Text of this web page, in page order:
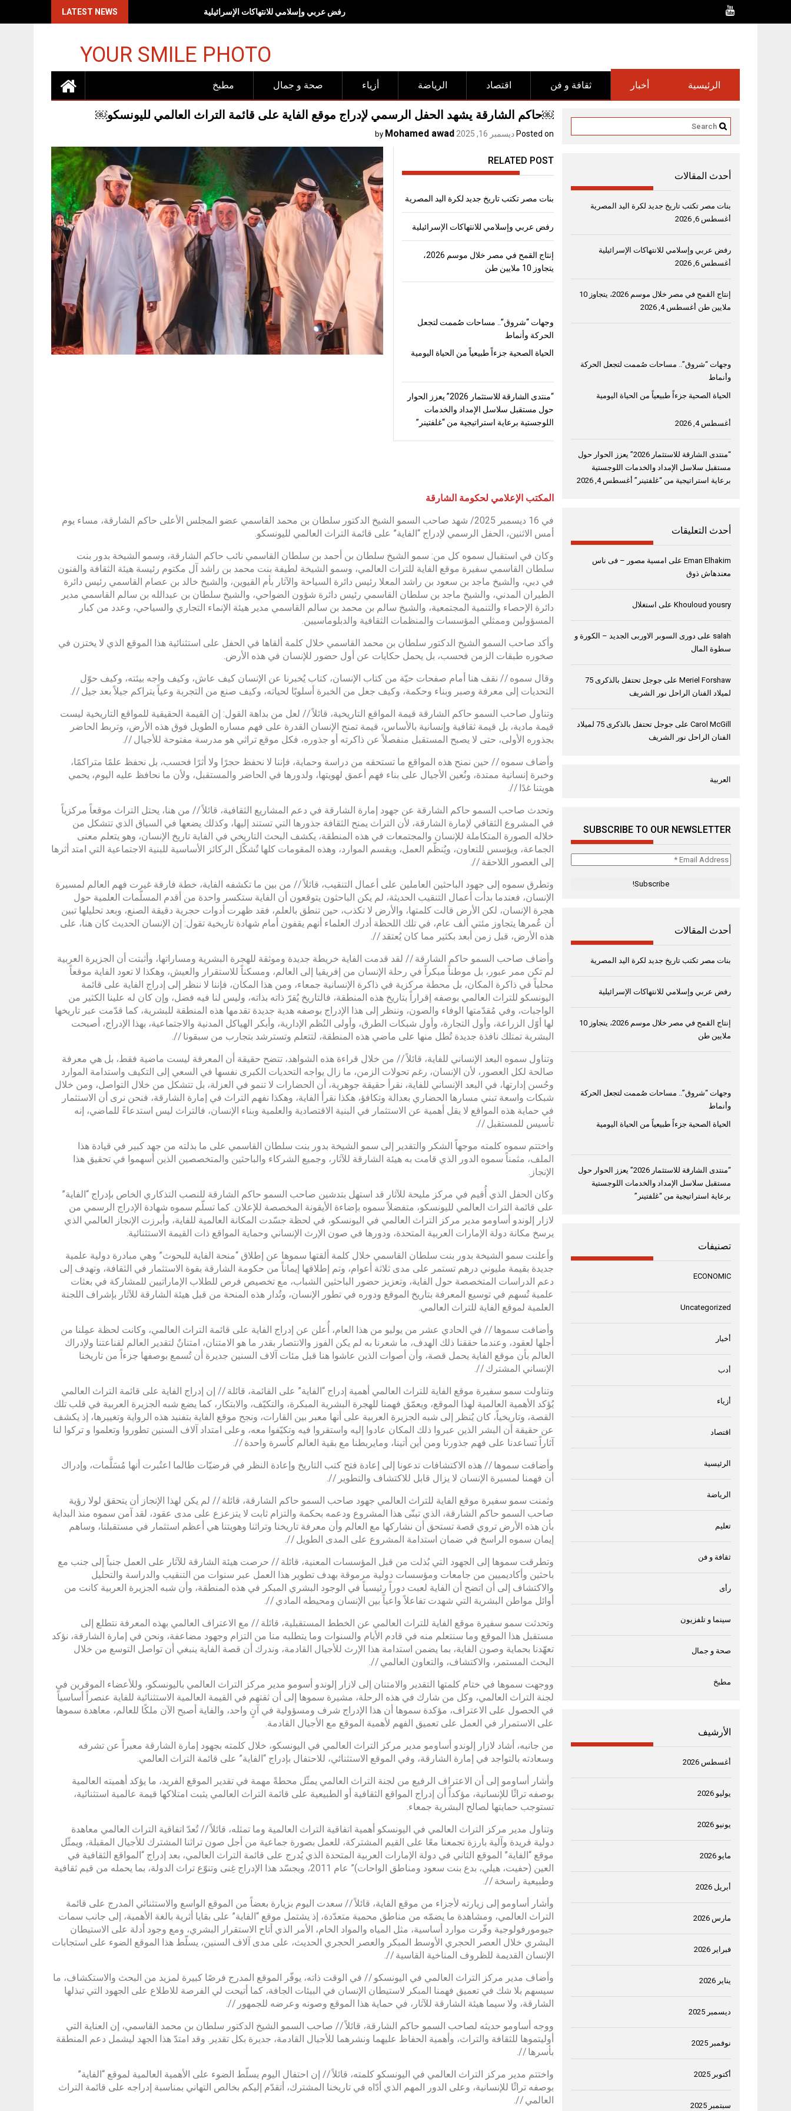
LATEST NEWS رفض عربي وإسلامي للانتهاكات الإسرائيلية
YOUR SMILE PHOTO
مطبخ صحة و جمال أزياء الرياضة اقتصاد ثقافة و فن أخبار الرئيسية
￼حاكم الشارقة يشهد الحفل الرسمي لإدراج موقع الفاية على قائمة التراث العالمي لليونسكو￼
Posted on ديسمبر 16, 2025 by
Mohamed awad
RELATED POST
بنات مصر تكتب تاريخ جديد لكرة اليد المصرية
رفض عربي وإسلامي للانتهاكات الإسرائيلية
إنتاج القمح في مصر خلال موسم 2026،
يتجاوز 10 ملايين طن
وجهات “شروق”.. مساحات صُممت لتجعل
الحركة وأنماط
الحياة الصحية جزءاً طبيعياً من الحياة اليومية
“منتدى الشارقة للاستثمار 2026” يعزز الحوار
حول مستقبل سلاسل الإمداد والخدمات
اللوجستية برعاية استراتيجية من “غلفتينر”
المكتب الإعلامي لحكومة الشارقة
في 16 ديسمبر 2025/ شهد صاحب السمو الشيخ الدكتور سلطان بن محمد القاسمي عضو المجلس الأعلى حاكم الشارقة، مساء يوم
أمس الاثنين، الحفل الرسمي لإدراج “الفاية” على قائمة التراث العالمي لليونسكو.
وكان في استقبال سموه كل من: سمو الشيخ سلطان بن أحمد بن سلطان القاسمي نائب حاكم الشارقة، وسمو الشيخة بدور بنت
سلطان القاسمي سفيرة موقع الفاية للتراث العالمي، وسمو الشيخة لطيفة بنت محمد بن راشد آل مكتوم رئيسة هيئة الثقافة والفنون
في دبي، والشيخ ماجد بن سعود بن راشد المعلا رئيس دائرة السياحة والآثار بأم القيوين، والشيخ خالد بن عصام القاسمي رئيس دائرة
الطيران المدني، والشيخ ماجد بن سلطان القاسمي رئيس دائرة شؤون الضواحي، والشيخ سلطان بن عبدالله بن سالم القاسمي مدير
دائرة الإحصاء والتنمية المجتمعية، والشيخ سالم بن محمد بن سالم القاسمي مدير هيئة الإنماء التجاري والسياحي، وعدد من كبار
المسؤولين وممثلي المؤسسات والمنظمات الثقافية والدبلوماسيين.
وأكد صاحب السمو الشيخ الدكتور سلطان بن محمد القاسمي خلال كلمة ألقاها في الحفل على استثنائية هذا الموقع الذي لا يختزن في
صخوره طبقات الزمن فحسب، بل يحمل حكايات عن أول حضور للإنسان في هذه الأرض.
وقال سموه // نقف هنا أمام صفحات حيّة من كتاب الإنسان، كتاب يُخبرنا عن الإنسان كيف عاش، وكيف واجه بيئته، وكيف حوّل
التحديات إلى معرفة وصبر وبناء وحكمة، وكيف جعل من الخبرة أسلوبًا لحياته، وكيف صنع من التجربة وعياً يتراكم جيلاً بعد جيل //.
وتناول صاحب السمو حاكم الشارقة قيمة المواقع التاريخية، قائلاً // لعل من بداهة القول: إن القيمة الحقيقية للمواقع التاريخية ليست
قيمة مادية، بل قيمة ثقافية وإنسانية بالأساس، قيمة تمنح الإنسان القدرة على فهم مساره الطويل فوق هذه الأرض، وتربط الحاضر
بجذوره الأولى، حتى لا يصبح المستقبل منفصلاً عن ذاكرته أو جذوره، فكل موقع تراثي هو مدرسة مفتوحة للأجيال //.
وأضاف سموه // حين نمنح هذه المواقع ما تستحقه من دراسة وحماية، فإننا لا نحفظ حجرًا ولا أثرًا فحسب، بل نحفظ علمًا متراكمًا،
وخبرة إنسانية ممتدة، ونُعين الأجيال على بناء فهم أعمق لهويتها، ولدورها في الحاضر والمستقبل، ولأن ما نحافظ عليه اليوم، يحمي
هويتنا غدًا //.
وتحدث صاحب السمو حاكم الشارقة عن جهود إمارة الشارقة في دعم المشاريع الثقافية، قائلاً // من هنا، يحتل التراث موقعاً مركزياً
في المشروع الثقافي لإمارة الشارقة، لأن التراث يمنح الثقافة جذورها التي تستند إليها، وكذلك يضعها في السياق الذي تتشكل من
خلاله الصورة المتكاملة للإنسان والمجتمعات في هذه المنطقة، يكشف البحث التاريخي في الفاية تاريخ الإنسان، وهو يتعلم معنى
الجماعة، ويؤسس للتعاون، ويُنظّم العمل، ويقسم الموارد، وهذه المقومات كلها تُشكّل الركائز الأساسية للبنية الاجتماعية التي امتد أثرها
إلى العصور اللاحقة //.
وتطرق سموه إلى جهود الباحثين العاملين على أعمال التنقيب، قائلاً // من بين ما تكشفه الفاية، خطة فارقة غيرت فهم العالم لمسيرة
الإنسان، فعندما بدأت أعمال التنقيب الحديثة، لم يكن الباحثون يتوقعون أن الفاية ستكسر واحدة من أقدم المسلّمات العلمية حول
هجرة الإنسان، لكن الأرض قالت كلمتها، والأرض لا تكذب، حين تنطق بالعلم، فقد ظهرت أدوات حجرية دقيقة الصنع، وبعد تحليلها تبين
أن عُمرها يتجاوز مئتي ألف عام، في تلك اللحظة أدرك العلماء أنهم يقفون أمام شهادة تاريخية تقول: إن الإنسان الحديث كان هنا، على
هذه الأرض، قبل زمن أبعد بكثير مما كان يُعتقد //.
وأضاف صاحب السمو حاكم الشارقة // لقد قدمت الفاية خريطة جديدة وموثقة للهجرة البشرية ومساراتها، وأثبتت أن الجزيرة العربية
لم تكن ممر عبور، بل موطناً مبكراً في رحلة الإنسان من إفريقيا إلى العالم، ومسكناً للاستقرار والعيش، وهكذا لا تعود الفاية موقعاً
محلياً في ذاكرة المكان، بل محطة مركزية في ذاكرة الإنسانية جمعاء، ومن هذا المكان، فإننا لا ننظر إلى إدراج الفاية على قائمة
اليونسكو للتراث العالمي بوصفه إقراراً بتاريخ هذه المنطقة، فالتاريخ يُقرّ ذاته بذاته، وليس لنا فيه فضل، وإن كان له علينا الكثير من
الواجبات، وفي مُقدّمتها الوفاء والصون، وننظر إلى هذا الإدراج بوصفه هدية جديدة تقدمها هذه المنطقة للبشرية، كما قدّمت عبر تاريخها
لها أوّل الزراعة، وأول التجارة، وأول شبكات الطرق، وأولى النُظم الإدارية، وأبكر الهياكل المدنية والاجتماعية، بهذا الإدراج، أصبحت
البشرية تمتلك نافذة جديدة تُطل منها على ماضي هذه المنطقة، لتتعلم وتسترشد بتجارب من سبقونا //.
وتناول سموه البعد الإنساني للفاية، قائلاً // من خلال قراءة هذه الشواهد، تتضح حقيقة أن المعرفة ليست ماضية فقط، بل هي معرفة
صالحة لكل العصور، لأن الإنسان، رغم تحولات الزمن، ما زال يواجه التحديات الكبرى نفسها في السعي إلى التكيف واستدامة الموارد
وحُسن إدارتها، في البعد الإنساني للفاية، نقرأ حقيقة جوهرية، أن الحضارات لا تنمو في العزلة، بل تتشكل من خلال التواصل، ومن خلال
شبكات واسعة تبني مسارها الحضاري بعدالة وتكافؤ، هكذا نقرأ الفاية، وهكذا نفهم التراث في إمارة الشارقة، فنحن نرى أن الاستثمار
في حماية هذه المواقع لا يقل أهمية عن الاستثمار في البنية الاقتصادية والعلمية وبناء الإنسان، فالتراث ليس استدعاءً للماضي، إنه
تأسيس للمستقبل //.
واختتم سموه كلمته موجهاً الشكر والتقدير إلى سمو الشيخة بدور بنت سلطان القاسمي على ما بذلته من جهد كبير في قيادة هذا
الملف، مثمناً سموه الدور الذي قامت به هيئة الشارقة للآثار، وجميع الشركاء والباحثين والمتخصصين الذين أسهموا في تحقيق هذا
الإنجاز.
وكان الحفل الذي أُقيم في مركز مليحة للآثار قد استهل بتدشين صاحب السمو حاكم الشارقة للنصب التذكاري الخاص بإدراج “الفاية”
على قائمة التراث العالمي لليونسكو، متفضلاً سموه بإضاءة الأيقونة المخصصة للإعلان. كما تسلّم سموه شهادة الإدراج الرسمي من
لازار إلوندو أساومو مدير مركز التراث العالمي في اليونسكو، في لحظة جسّدت المكانة العالمية للفاية، وأبرزت الإنجاز العالمي الذي
يرسخ مكانة دولة الإمارات العربية المتحدة، ودورها في صون الإرث الإنساني وحماية المواقع ذات القيمة الاستثنائية.
وأعلنت سمو الشيخة بدور بنت سلطان القاسمي خلال كلمة ألقتها سموها عن إطلاق “منحة الفاية للبحوث” وهي مبادرة دولية علمية
جديدة بقيمة مليوني درهم تستمر على مدى ثلاثة أعوام، وتم إطلاقها إيماناً من حكومة الشارقة بقوة الاستثمار في الثقافة، وتهدف إلى
دعم الدراسات المتخصصة حول الفاية، وتعزيز حضور الباحثين الشباب، مع تخصيص فرص للطلاب الإماراتيين للمشاركة في بعثات
علمية تُسهم في توسيع المعرفة بتاريخ الموقع ودوره في تطور الإنسان، وتُدار هذه المنحة من قبل هيئة الشارقة للآثار بإشراف اللجنة
العلمية لموقع الفاية للتراث العالمي.
وأضافت سموها // في الحادي عشر من يوليو من هذا العام، أُعلن عن إدراج الفاية على قائمة التراث العالمي، وكانت لحظة عمِلنا من
أجلها لعقود، وعندما حققنا ذلك الهدف، ما شعرنا به لم يكن الفوز والانتصار بقدر ما هو الامتنان، امتنانٌ لتقدير العالم لقناعتنا ولإدراك
العالم بأن موقع الفاية يحمل قصة، وأن أصوات الذين عاشوا هنا قبل مئات آلاف السنين جديرة أن تُسمع بوصفها جزءاً من تاريخنا
الإنساني المشترك //.
وتناولت سمو سفيرة موقع الفاية للتراث العالمي أهمية إدراج “الفاية” على القائمة، قائلة // إن إدراج الفاية على قائمة التراث العالمي
يُؤكد الأهمية العالمية لهذا الموقع، ويعمّق فهمنا للهجرة البشرية المبكرة، والتكيّف، والابتكار، كما يضع شبه الجزيرة العربية في قلب تلك
القصة، وتاريخياً، كان يُنظر إلى شبه الجزيرة العربية على أنها معبر بين القارات، ونجح موقع الفاية بتفنيد هذه الرواية وتغييرها، إذ يكشف
عن حقيقة أن البشر الذين عبروا ذلك المكان عادوا إليه واستقروا فيه وتكيّفوا معه، وعلى امتداد آلاف السنين تطوروا وتعلموا و تركوا لنا
آثاراً تساعدنا على فهم جذورنا ومن أين أتينا، ومايربطنا مع بقية العالم كأسرة واحدة //.
وأضافت سموها // هذه الاكتشافات تدعونا إلى إعادة فتح كتب التاريخ وإعادة النظر في فرضيّات طالما اعتُبرت أنها مُسَلَّمات، وإدراك
أن فهمنا لمسيرة الإنسان لا يزال قابل للاكتشاف والتطوير //.
وثمنت سمو سفيرة موقع الفاية للتراث العالمي جهود صاحب السمو حاكم الشارقة، قائلة // لم يكن لهذا الإنجاز أن يتحقق لولا رؤية
صاحب السمو حاكم الشارقة، الذي تبنّى هذا المشروع ودعمه بحكمة والتزام ثابت لا يتزعزع على مدى عقود، لقد آمن سموه منذ البداية
بأن هذه الأرض تروي قصة تستحق أن نشاركها مع العالم وأن معرفة تاريخنا وتراثنا وهويتنا هي أعظم استثمار في مستقبلنا، وساهم
إيمان سموه الراسخ في ضمان استدامة المشروع على المدى الطويل //.
وتطرقت سموها إلى الجهود التي بُذلت من قبل المؤسسات المعنية، قائلة // حرصت هيئة الشارقة للآثار على العمل جنباً إلى جنب مع
باحثين وأكاديميين من جامعات ومؤسسات دولية مرموقة بهدف تطوير هذا العمل عبر سنوات من التنقيب والدراسة والتحليل
والاكتشاف إلى أن اتضح أن الفاية لعبت دوراً رئيسياً في الوجود البشري المبكر في هذه المنطقة، وأن شبه الجزيرة العربية كانت من
أوائل مواطن البشرية التي شهدت تفاعلاً واعياً بين الإنسان ومحيطه المادي //.
وتحدثت سمو سفيرة موقع الفاية للتراث العالمي عن الخطط المستقبلية، قائلة // مع الاعتراف العالمي بهذه المعرفة نتطلع إلى
مستقبل هذا الموقع وما سنتعلم منه في قادم الأيام والسنوات وما يتطلبه منا من التزام وجهود مضاعفة، ونحن في إمارة الشارقة، نؤكد
تعهّدنا بحماية وصون الفاية، بما يضمن استدامة هذا الإرث للأجيال القادمة، وندرك أن قصة الفاية ينبغي أن تواصل التوسع من خلال
البحث المستمر، والاكتشاف، والتعاون العالمي //.
ووجهت سموها في ختام كلمتها التقدير والامتنان إلى لازار إلوندو أسومو مدير مركز التراث العالمي باليونسكو، وللأعضاء الموقرين في
لجنة التراث العالمي، وكل من شارك في هذه الرحلة، مشيرة سموها إلى أن ثقتهم في القيمة العالمية الاستثنائية للفاية عنصراً أساسياً
في الحصول على الاعتراف، مؤكدة سموها أن هذا الإدراج شرف ومسؤولية في آنٍ واحد، والفاية أصبح الآن ملكًا للعالم، معاهدة سموها
على الاستمرار في العمل على تعميق الفهم لأهمية الموقع مع الأجيال القادمة.
من جانبه، أشاد لازار إلوندو أساومو مدير مركز التراث العالمي في اليونسكو، خلال كلمته بجهود إمارة الشارقة معبراً عن تشرفه
وسعادته بالتواجد في إمارة الشارقة، وفي الموقع الاستثنائي، للاحتفال بإدراج “الفاية” على قائمة التراث العالمي.
وأشار أساومو إلى أن الاعتراف الرفيع من لجنة التراث العالمي يمثّل محطةً مهمة في تقدير الموقع الفريد، ما يؤكد أهميته العالمية
بوصفه تراثًا للإنسانية، مؤكداً أن إدراج المواقع الثقافية أو الطبيعية على قائمة التراث العالمي يثبت امتلاكها قيمة عالمية استثنائية،
تستوجب حمايتها لصالح البشرية جمعاء.
وتناول مدير مركز التراث العالمي في اليونسكو أهمية اتفاقية التراث العالمية وما تمثله، قائلاً // تُعدّ اتفاقية التراث العالمي معاهدة
دولية فريدة وآلية بارزة تجمعنا معًا على القيم المشتركة، للعمل بصورة جماعية من أجل صون تراثنا المشترك للأجيال المقبلة، ويمثّل
موقع “الفاية” الموقع الثاني في دولة الإمارات العربية المتحدة الذي يُدرج على قائمة التراث العالمي، بعد إدراج “المواقع الثقافية في
العين (حفيت، هيلي، بدع بنت سعود ومناطق الواحات)” عام 2011، ويجسّد هذا الإدراج غِنى وتنوّع تراث الدولة، بما يحمله من قيم ثقافية
وطبيعية راسخة //.
وأشار أساومو إلى زيارته لأجزاء من موقع الفاية، قائلاً // سعدت اليوم بزيارة بعضاً من الموقع الواسع والاستثنائي المدرج على قائمة
التراث العالمي، ومشاهدة ما يضمّه من مناطق محمية متعدّدة، إذ يشتمل موقع “الفاية” على بقايا أثرية بالغة الأهمية، إلى جانب سمات
جيومورفولوجية وفّرت موارد أساسية، مثل المياه والمواد الخام، الأمر الذي أتاح الاستقرار البشري، ومع وجود أدلة على الاستيطان
البشري خلال العصر الحجري الأوسط المبكر والعصر الحجري الحديث، على مدى آلاف السنين، يسلّط هذا الموقع الضوء على استجابات
الإنسان القديمة للظروف المناخية القاسية //.
وأضاف مدير مركز التراث العالمي في اليونسكو // في الوقت ذاته، يوفّر الموقع المدرج فرصًا كبيرة لمزيد من البحث والاستكشاف، ما
سيسهم بلا شك في تعميق فهمنا المبكر لاستيطان الإنسان في البيئات الجافة، كما أتيحت لي الفرصة للاطلاع على الجهود التي تبذلها
الشارقة، ولا سيما هيئة الشارقة للآثار، في حماية هذا الموقع وصونه وعرضه للجمهور //.
ووجه أساومو حديثه لصاحب السمو حاكم الشارقة، قائلاً // صاحب السمو الشيخ الدكتور سلطان بن محمد القاسمي، إن العناية التي
أوليتموها للثقافة والتراث، وأهمية الحفاظ عليهما ونشرهما للأجيال القادمة، جديرة بكل تقدير. وقد امتدّ هذا الجهد ليشمل دعم المنطقة
بأسرها //.
واختتم مدير مركز التراث العالمي في اليونسكو كلمته، قائلاً // إن احتفال اليوم يسلّط الضوء على الأهمية العالمية لموقع “الفاية”
بوصفه تراثًا للإنسانية، وعلى الدور المهم الذي أدّاه في تاريخنا المشترك، أتقدّم إليكم بخالص التهاني بمناسبة إدراجه على قائمة التراث
العالمي //.
أحدث المقالات
بنات مصر تكتب تاريخ جديد لكرة اليد المصرية
أغسطس 6, 2026
رفض عربي وإسلامي للانتهاكات الإسرائيلية
أغسطس 6, 2026
إنتاج القمح في مصر خلال موسم 2026، يتجاوز 10
ملايين طن أغسطس 4, 2026
وجهات “شروق”.. مساحات صُممت لتجعل الحركة
وأنماط
الحياة الصحية جزءاً طبيعياً من الحياة اليومية
أغسطس 4, 2026
“منتدى الشارقة للاستثمار 2026” يعزز الحوار حول
مستقبل سلاسل الإمداد والخدمات اللوجستية
برعاية استراتيجية من “غلفتينر” أغسطس 4, 2026
أحدث التعليقات
Eman Elhakim على امسية مصور – فى ناس
معندهاش ذوق
Khouloud yousry على استغلال
salah على دورى السوبر الاوربى الجديد – الكورة و
سطوة المال
Meriel Forshaw على
جوجل تحتفل بالذكرى 75
لميلاد الفنان الراحل نور الشريف
Carol McGill على
جوجل تحتفل بالذكرى 75 لميلاد
الفنان الراحل نور الشريف
العربية
SUBSCRIBE TO OUR NEWSLETTER
Email
أحدث المقالات
بنات مصر تكتب تاريخ جديد لكرة اليد المصرية
رفض عربي وإسلامي للانتهاكات الإسرائيلية
إنتاج القمح في مصر خلال موسم 2026، يتجاوز 10
ملايين طن
وجهات “شروق”.. مساحات صُممت لتجعل الحركة
وأنماط
الحياة الصحية جزءاً طبيعياً من الحياة اليومية
“منتدى الشارقة للاستثمار 2026” يعزز الحوار حول
مستقبل سلاسل الإمداد والخدمات اللوجستية
برعاية استراتيجية من “غلفتينر”
تصنيفات
ECONOMIC
Uncategorized
أخبار
أدب
أزياء
اقتصاد
الرئيسية
الرياضة
تعليم
ثقافة و فن
رأى
سينما و تلفزيون
صحة و جمال
مطبخ
الأرشيف
أغسطس 2026
يوليو 2026
يونيو 2026
مايو 2026
أبريل 2026
مارس 2026
فبراير 2026
يناير 2026
ديسمبر 2025
نوفمبر 2025
أكتوبر 2025
سبتمبر 2025